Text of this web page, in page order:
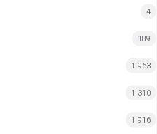
4
189
1 963
1 310
1 916